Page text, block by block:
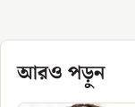
আরও পড়ুন